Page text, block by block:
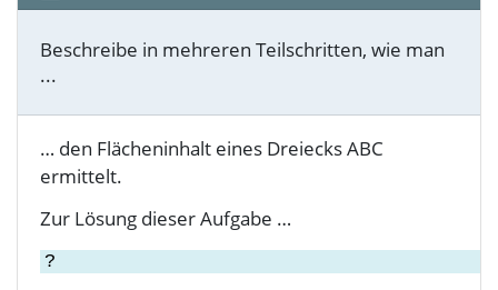
Beschreibe in mehreren Teilschritten, wie man
...
… den Flächeninhalt eines Dreiecks ABC
ermittelt.
Zur Lösung dieser Aufgabe …